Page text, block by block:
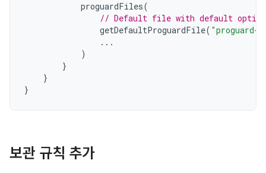
proguardFiles(
// Default file with default
getDefaultProguardFile( "proguard-
...
)
}
}
}
보관 규칙 추가